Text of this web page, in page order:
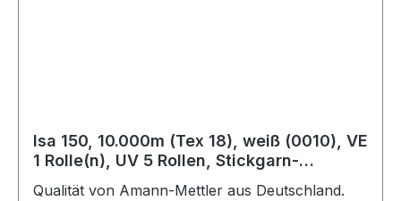
Isa 150, 10.000m (Tex 18), weiß (0010), VE
1 Rolle(n), UV 5 Rollen, Stickgarn-
Unterfaden
Qualität von Amann-Mettler aus Deutschland.